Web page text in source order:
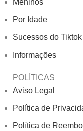
Meninos
Por Idade
Sucessos do Tiktok
Informações
POLÍTICAS
Aviso Legal
Política de
Política de